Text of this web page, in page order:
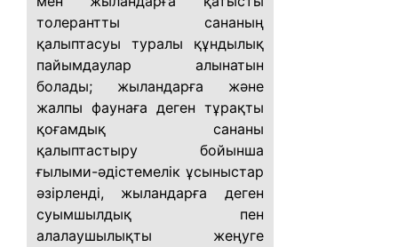
толерантты сананың
қалыптасуы туралы құндылық
пайымдаулар алынатын
болады; жыландарға және
жалпы фаунаға деген тұрақты
қоғамдық сананы
қалыптастыру бойынша
ғылыми-әдістемелік ұсыныстар
әзірленді, жыландарға деген
суымшылдық пен
алалаушылықты жеңуге